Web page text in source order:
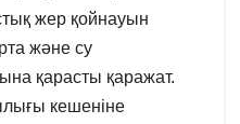
жер қойнауын
және су
қарасты қаражат.
кешеніне